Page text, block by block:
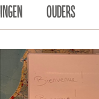
OUDERS